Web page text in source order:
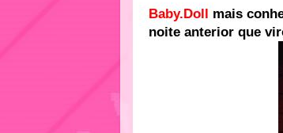
Baby.Doll mais
noite anterior que